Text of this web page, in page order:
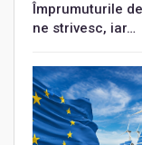
Împrumuturile
ne strivesc, iar…